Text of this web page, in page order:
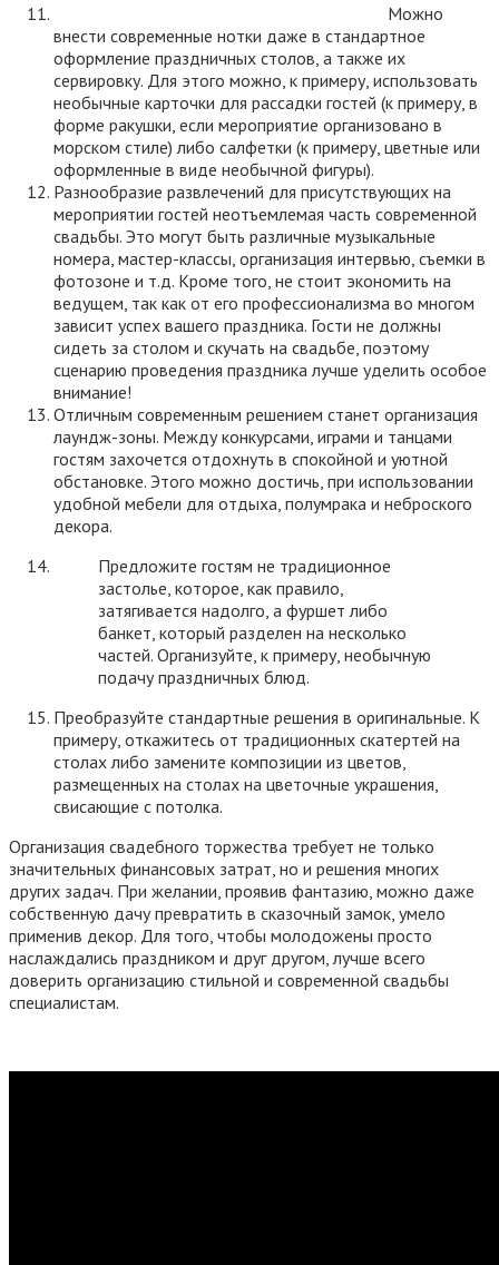
Можно
внести современные нотки даже в стандартное
оформление праздничных столов, а также их
сервировку. Для этого можно, к примеру, использовать
необычные карточки для рассадки гостей (к примеру, в
форме ракушки, если мероприятие организовано в
морском стиле) либо салфетки (к примеру, цветные или
оформленные в виде необычной фигуры).
Разнообразие развлечений для присутствующих на
мероприятии гостей неотъемлемая часть современной
свадьбы. Это могут быть различные музыкальные
номера, мастер-классы, организация интервью, съемки в
фотозоне и т.д. Кроме того, не стоит экономить на
ведущем, так как от его профессионализма во многом
зависит успех вашего праздника. Гости не должны
сидеть за столом и скучать на свадьбе, поэтому
сценарию проведения праздника лучше уделить особое
внимание!
Отличным современным решением станет организация
лаундж-зоны. Между конкурсами, играми и танцами
гостям захочется отдохнуть в спокойной и уютной
обстановке. Этого можно достичь, при использовании
удобной мебели для отдыха, полумрака и неброского
декора.
Предложите гостям не традиционное
застолье, которое, как правило,
затягивается надолго, а фуршет либо
банкет, который разделен на несколько
частей. Организуйте, к примеру, необычную
подачу праздничных блюд.
Преобразуйте стандартные решения в оригинальные. К
примеру, откажитесь от традиционных скатертей на
столах либо замените композиции из цветов,
размещенных на столах на цветочные украшения,
свисающие с потолка.
Организация свадебного торжества требует не только
значительных финансовых затрат, но и решения многих
других задач. При желании, проявив фантазию, можно даже
собственную дачу превратить в сказочный замок, умело
применив декор. Для того, чтобы молодожены просто
наслаждались праздником и друг другом, лучше всего
доверить организацию стильной и современной свадьбы
специалистам.